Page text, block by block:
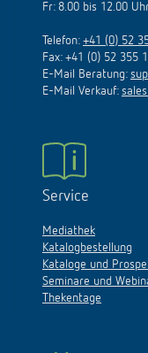
Fr: 8.00 bis 12.00
Telefon: +41 (0) 52
Fax: +41 (0) 52 355
E-Mail Beratung:
E-Mail Verkauf:
Service
Mediathek
Katalogbestellung
Kataloge und
Seminare und
Thekentage